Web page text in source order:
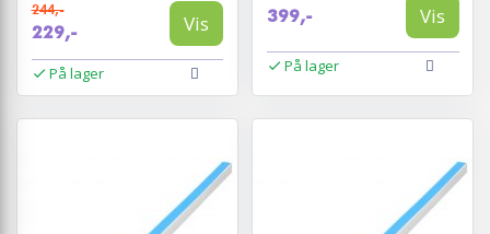
244,-
229,- Vis
På lager
399,- Vis
På lager